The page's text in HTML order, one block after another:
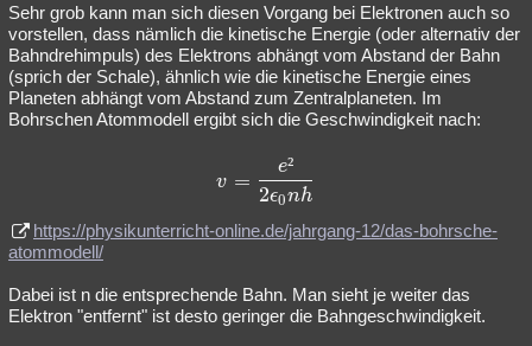
Sehr grob kann man sich diesen Vorgang bei Elektronen auch so
vorstellen, dass nämlich die kinetische Energie (oder alternativ der
Bahndrehimpuls) des Elektrons abhängt vom Abstand der Bahn
(sprich der Schale), ähnlich wie die kinetische Energie eines
Planeten abhängt vom Abstand zum Zentralplaneten. Im
Bohrschen Atommodell ergibt sich die Geschwindigkeit nach:
v = \frac{e²}{2 \epsilon_0
v =
2ϵ0nh
e²
https://physikunterricht-online.de/jahrgang-12/das-bohrsche-
atommodell/
Dabei ist n die entsprechende Bahn. Man sieht je weiter das
Elektron "entfernt" ist desto geringer die Bahngeschwindigkeit.